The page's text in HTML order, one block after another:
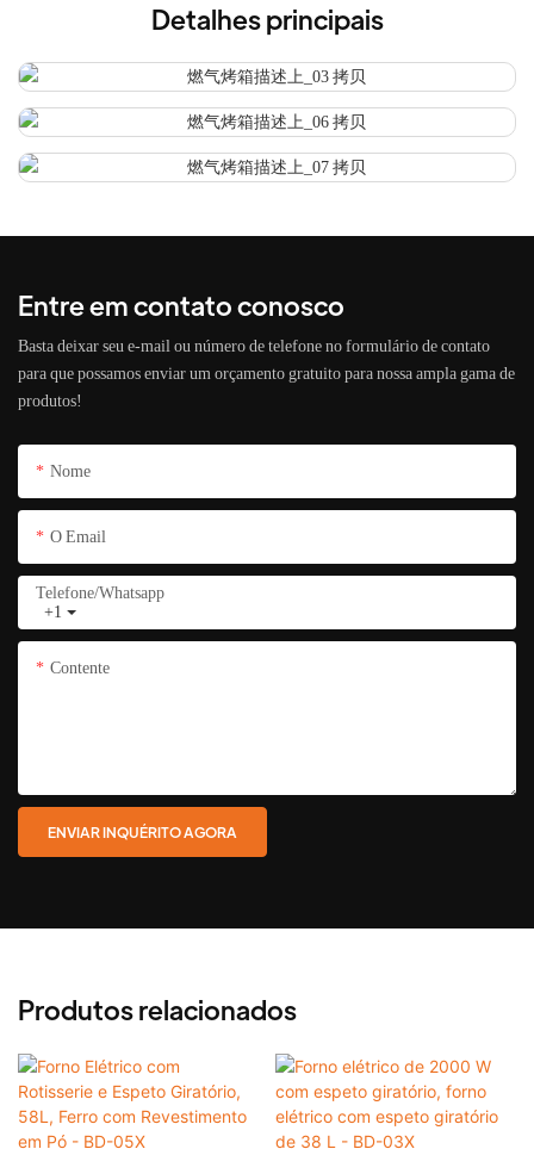
Detalhes principais
Entre em contato conosco
Basta deixar seu e-mail ou número de telefone no formulário de contato
para que possamos enviar um orçamento gratuito para nossa ampla gama de
produtos!
Nome
O Email
+1
Telefone/whatsapp
Contente
ENVIAR INQUÉRITO AGORA
Produtos relacionados